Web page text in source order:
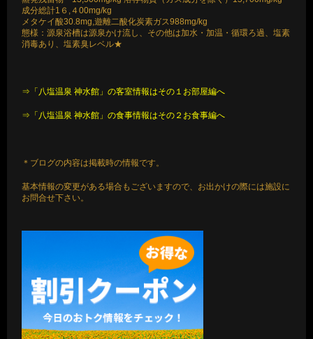
成分総計1６,４00mg/kg
メタケイ酸30.8mg,遊離二酸化炭素ガス988mg/kg
態様：源泉浴槽は源泉かけ流し、その他は加水・加温・循環ろ過、塩素
消毒あり、塩素臭レベル★
⇒「八塩温泉 神水館」の客室情報はその１お部屋編へ
⇒「八塩温泉 神水館」の食事情報はその２お食事編へ
＊ブログの内容は掲載時の情報です。
基本情報の変更がある場合もございますので、お出かけの際には施設に
お問合せ下さい。